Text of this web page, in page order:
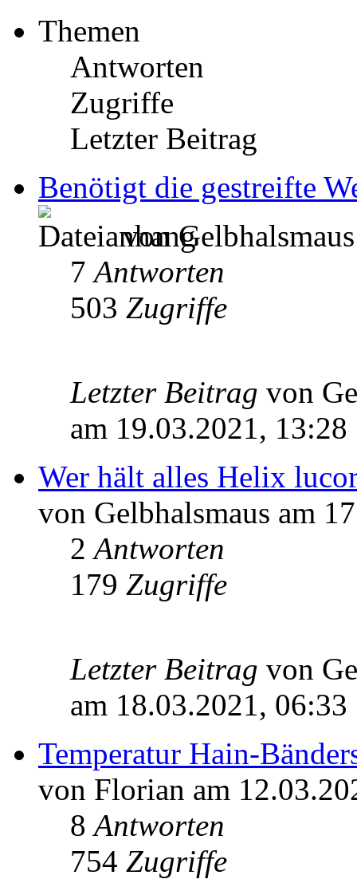
Themen
Antworten
Zugriffe
Letzter Beitrag
Benötigt die gestreifte
von
7Antworten
503 Zugriffe
Letzter Beitrag von
am 19.03.2021, 13:28
Wer hält alles Helix
von Gelbhalsmaus am
2Antworten
179 Zugriffe
Letzter Beitrag von
am 18.03.2021, 06:33
Temperatur Hain-
von Florian am
8Antworten
754 Zugriffe